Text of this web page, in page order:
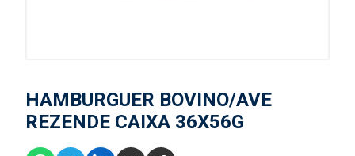
HAMBURGUER BOVINO/AVE
REZENDE CAIXA 36X56G